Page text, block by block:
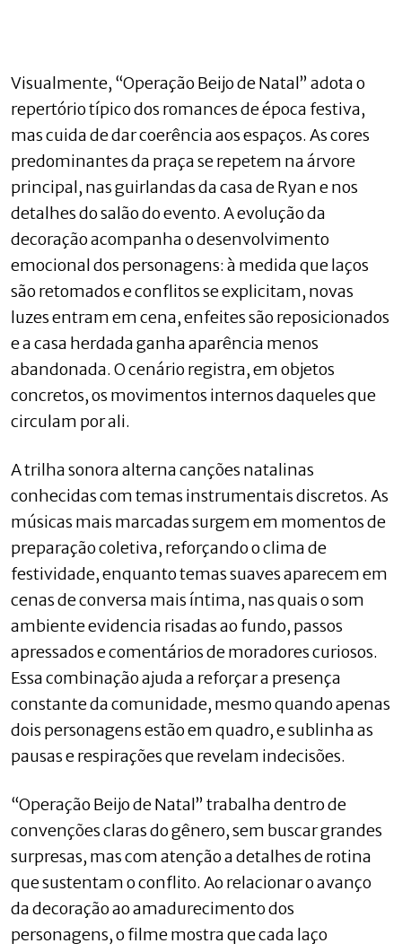
Visualmente, “Operação Beijo de Natal” adota o
repertório típico dos romances de época festiva,
mas cuida de dar coerência aos espaços. As cores
predominantes da praça se repetem na árvore
principal, nas guirlandas da casa de Ryan e nos
detalhes do salão do evento. A evolução da
decoração acompanha o desenvolvimento
emocional dos personagens: à medida que laços
são retomados e conflitos se explicitam, novas
luzes entram em cena, enfeites são reposicionados
e a casa herdada ganha aparência menos
abandonada. O cenário registra, em objetos
concretos, os movimentos internos daqueles que
circulam por ali.
A trilha sonora alterna canções natalinas
conhecidas com temas instrumentais discretos. As
músicas mais marcadas surgem em momentos de
preparação coletiva, reforçando o clima de
festividade, enquanto temas suaves aparecem em
cenas de conversa mais íntima, nas quais o som
ambiente evidencia risadas ao fundo, passos
apressados e comentários de moradores curiosos.
Essa combinação ajuda a reforçar a presença
constante da comunidade, mesmo quando apenas
dois personagens estão em quadro, e sublinha as
pausas e respirações que revelam indecisões.
“Operação Beijo de Natal” trabalha dentro de
convenções claras do gênero, sem buscar grandes
surpresas, mas com atenção a detalhes de rotina
que sustentam o conflito. Ao relacionar o avanço
da decoração ao amadurecimento dos
personagens, o filme mostra que cada laço